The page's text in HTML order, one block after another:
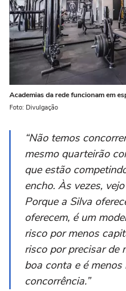
Academias da rede funcionam em
Foto: Divulgação
“Não temos
mesmo quarteirão
que estão
encho. Às vezes,
Porque a Silva
oferecem, é um
risco por menos
risco por precisar de
boa conta e é
concorrência.”